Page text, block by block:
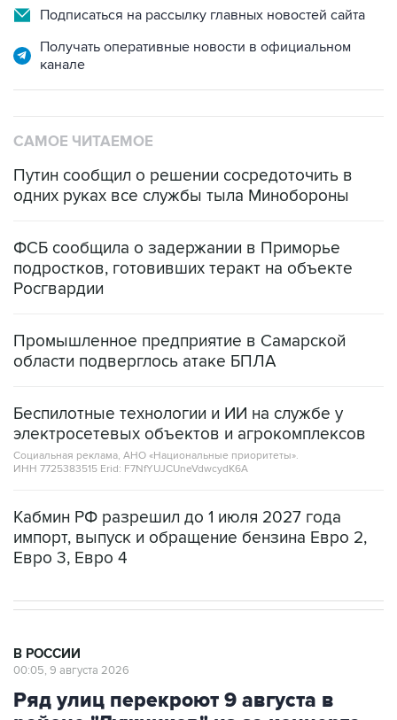
Получать оперативные новости в официальном
Путин сообщил о решении сосредоточить в
ФСБ сообщила о задержании в Приморье
Росгвардии
Промышленное предприятие в Самарской
Беспилотные технологии и ИИ на службе у
Социальная реклама, АНО «Национальные приоритеты».
ИНН 7725383515 Erid: F7NfYUJCUneVdwcydK6A
Кабмин РФ разрешил до 1 июля 2027 года
Евро 3, Евро 4
Ряд улиц перекроют 9 августа в
районе "Лужников" из-за концерта